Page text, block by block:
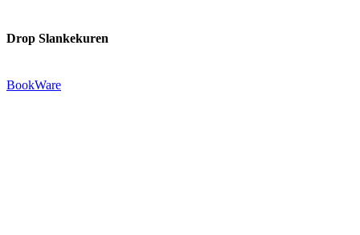
Drop Slankekuren
BookWare